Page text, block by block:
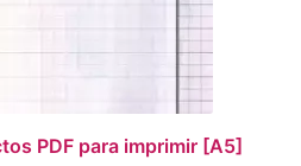
PDF para imprimir [A5]